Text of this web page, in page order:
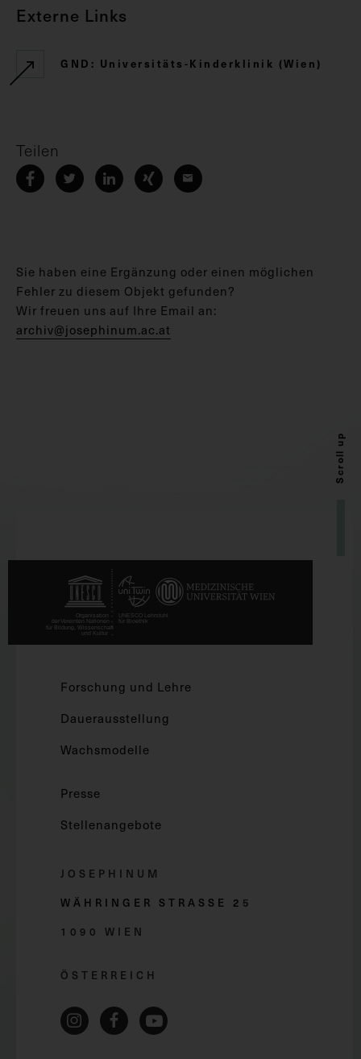
Externe Links
GND: Universitäts-Kinderklinik (Wien)
Teilen
Sie haben eine Ergänzung oder einen möglichen
Fehler zu diesem Objekt gefunden?
Wir freuen uns auf Ihre Email an:
archiv@josephinum.ac.at
Scroll up
Forschung und Lehre
Dauerausstellung
Wachsmodelle
Presse
Stellenangebote
JOSEPHINUM
WÄHRINGER STRASSE 2 5
1090 WIEN
ÖSTERREICH